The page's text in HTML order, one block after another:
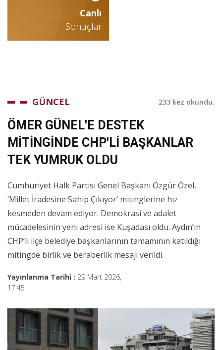
Canlı
Sonuçlar
GÜNCEL 233 kez okundu.
ÖMER GÜNEL'E DESTEK
MİTİNGİNDE CHP'Lİ BAŞKANLAR
TEK YUMRUK OLDU
Cumhuriyet Halk Partisi Genel Başkanı Özgür Özel,
‘Millet İradesine Sahip Çıkıyor’ mitinglerine hız
kesmeden devam ediyor. Demokrasi ve adalet
mücadelesinin yeni adresi ise Kuşadası oldu. Aydın’ın
CHP’li ilçe belediye başkanlarının tamamının katıldığı
mitingde birlik ve beraberlik mesajı verildi.
Yayınlanma Tarihi : 29 Mart 2026,
17:45